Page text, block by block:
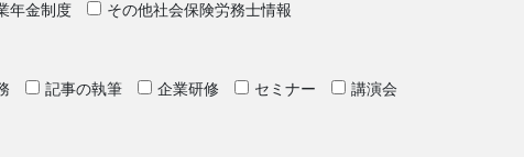
年金制度 その他社会保険労務士情報
記事の執筆 企業研修 セミナー
講演会